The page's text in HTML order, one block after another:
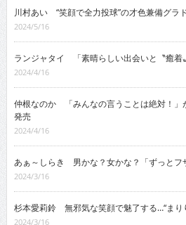
副業・在宅・独立
川村あい “笑顔で全力投球”の才色兼備グラ
2024/5/16
ランジャタイ 「素晴らしい出会いと〝癒着
2024/4/16
仲根なのか 「みんなの言うことは絶対！」